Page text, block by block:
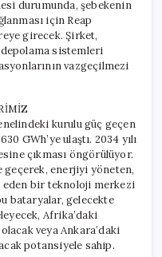
durumunda, şebekenin
için Reap
girecek. Şirket,
sistemleri
vazgeçilmezi
kurulu güç geçen
GWh’ye ulaştı. 2034 yılı
çıkması öngörülüyor.
enerjiyi yöneten,
eden bir teknoloji merkezi
bataryalar, gelecekte
Afrika’daki
veya Ankara’daki
potansiyele sahip.